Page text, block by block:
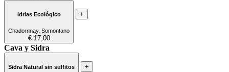
Idrias Ecológico
Chadornnay, Somontano
€ 17,00
+
Cava y Sidra
Sidra Natural sin sulfitos +